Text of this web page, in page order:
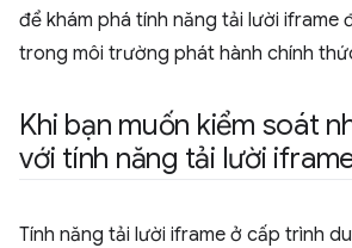
để khám phá tính năng tải lười iframe
trong môi trường phát hành chính
Khi bạn muốn kiểm soát
với tính năng tải lười
Tính năng tải lười iframe ở cấp trình